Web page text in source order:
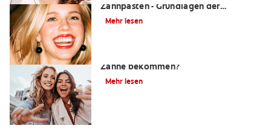
Zahnpasten - Grundlagen der
Zahnaufhellung für jeden Tag
Mehr lesen
Zähne bekommen?
Mehr lesen